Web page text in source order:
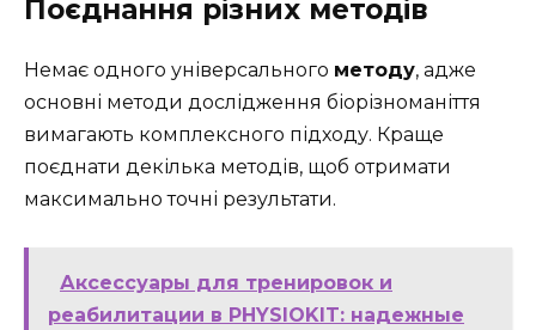
Поєднання різних методів
Немає одного універсального методу, адже
основні методи дослідження біорізноманіття
вимагають комплексного підходу. Краще
поєднати декілька методів, щоб отримати
максимально точні результати.
Аксессуары для тренировок и
реабилитации в PHYSIOKIT: надежные